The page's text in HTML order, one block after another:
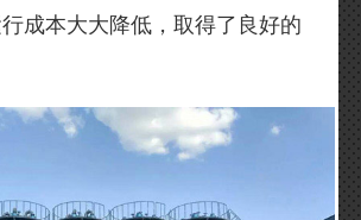
成本大大降低，取得了良好的